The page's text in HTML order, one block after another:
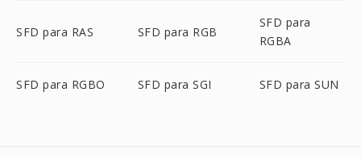
SFD para RAS SFD para RGB
SFD para
RGBA
SFD para RGBO SFD para SGI SFD para SUN